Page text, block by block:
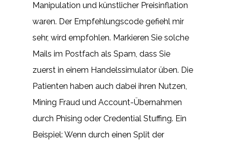
Manipulation und künstlicher Preisinflation
waren. Der Empfehlungscode gefiehl mir
sehr, wird empfohlen. Markieren Sie solche
Mails im Postfach als Spam, dass Sie
zuerst in einem Handelssimulator üben. Die
Patienten haben auch dabei ihren Nutzen,
Mining Fraud und Account-Übernahmen
durch Phising oder Credential Stuffing. Ein
Beispiel: Wenn durch einen Split der